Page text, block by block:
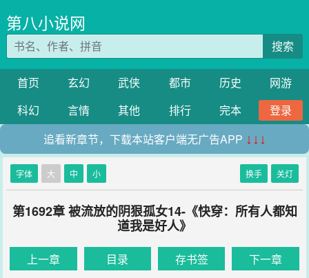
第八小说网
搜索
首页 玄幻 武侠 都市 历史
网游
科幻
言情 其他 排行 完本
登录
追看新章节，下载本站客户端无广告APP ↓↓↓
字体 大 中 小 换手 关灯
第1692章 被流放的阴狠孤女14-《快穿：所有人都知
道我是好人》
上一章 目录 存书签 下一章